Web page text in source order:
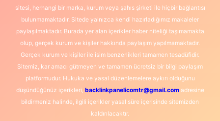
sitesi, herhangi bir marka, kurum veya şahıs şirketi ile hiçbir bağlantısı
bulunmamaktadır. Sitede yalnızca kendi hazırladığımız makaleler
paylaşılmaktadır. Burada yer alan içerikler haber niteliği taşımamakta
olup, gerçek kurum ve kişiler hakkında paylaşım yapılmamaktadır.
Gerçek kurum ve kişiler ile isim benzerlikleri tamamen tesadüfidir.
Sitemiz, kar amacı gütmeyen ve tamamen ücretsiz bir bilgi paylaşım
platformudur. Hukuka ve yasal düzenlemelere aykırı olduğunu
düşündüğünüz içerikleri, backlinkpanelicomtr@gmail.comadresine
bildirmeniz halinde, ilgili içerikler yasal süre içerisinde sitemizden
kaldırılacaktır.